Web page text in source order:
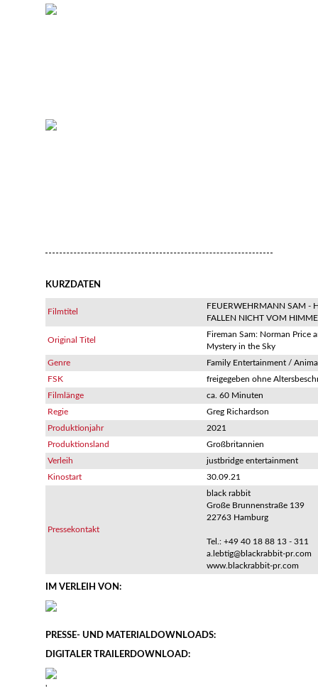
KURZDATEN
Filmtitel
FEUERWEHRMANN SAM -
FALLEN NICHT VOM
Original Titel
Fireman Sam: Norman Price
Mystery in the Sky
Genre
Family Entertainment /
FSK
freigegeben ohne
Filmlänge
ca. 60 Minuten
Regie
Greg Richardson
Produktionjahr
2021
Produktionsland
Großbritannien
Verleih
justbridge entertainment
Kinostart
30.09.21
Pressekontakt
black rabbit
Große Brunnenstraße 139
22763 Hamburg
Tel.: +49 40 18 88 13 - 311
a.lebtig@blackrabbit-pr.com
www.blackrabbit-pr.com
IM VERLEIH VON:
PRESSE- UND MATERIALDOWNLOADS:
DIGITALER TRAILERDOWNLOAD:
'